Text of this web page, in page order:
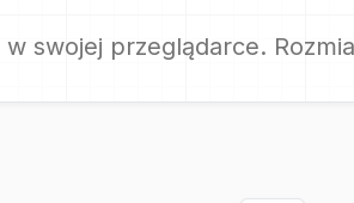
w swojej przeglądarce.